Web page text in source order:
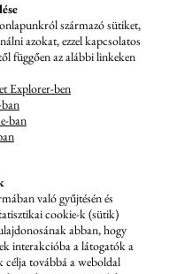
származó sütiket,
azokat, ezzel kapcsolatos
függően az alábbi linkeken
Explorer-ben
ban
való gyűjtésén és
cookie-k (sütik)
abban, hogy
interakcióba a látogatók a
továbbá a weboldal